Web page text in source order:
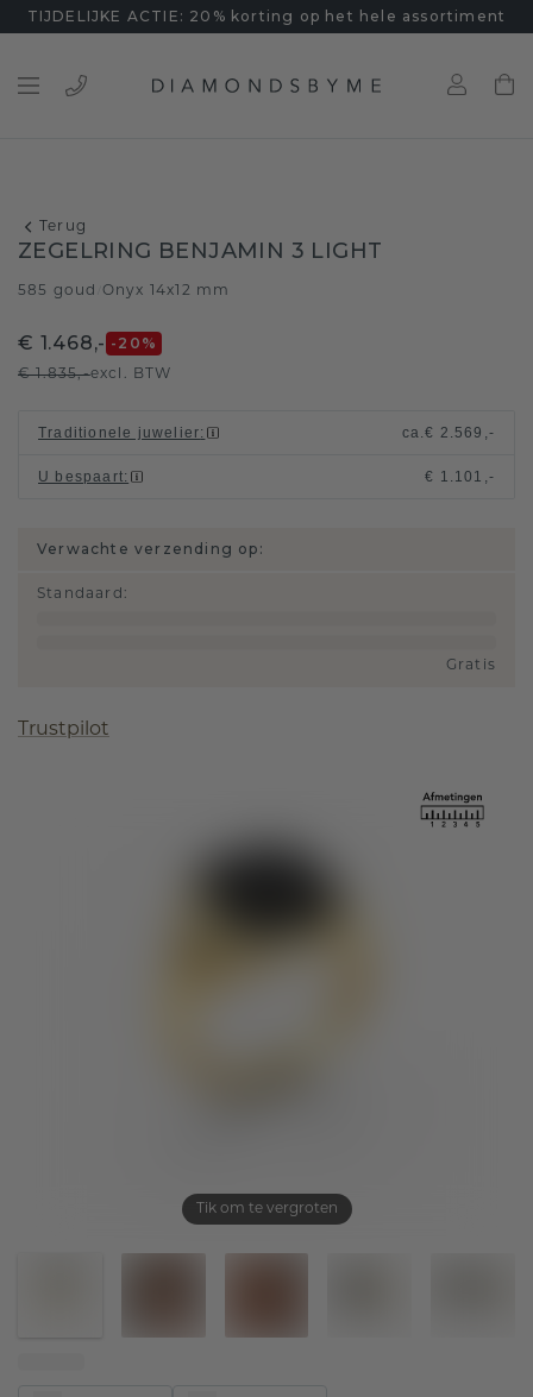
TIJDELIJKE ACTIE: 20% korting op het hele assortiment
Terug
Tik om te vergroten
ZEGELRING BENJAMIN 3 LIGHT
585 goud Onyx 14x12 mm
€ 1.468,- -20 %
€ 1.835,-excl. BTW
Traditionele juwelier: ca.€ 2.569,-
U bespaart: € 1.101,-
Verwachte verzending op:
Standaard :
Gratis
Trustpilot